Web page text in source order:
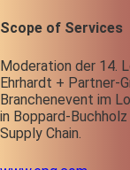
Scope of Services
Moderation der 14.
Ehrhardt + Partner-
Branchenevent im
in Boppard-
Supply Chain.